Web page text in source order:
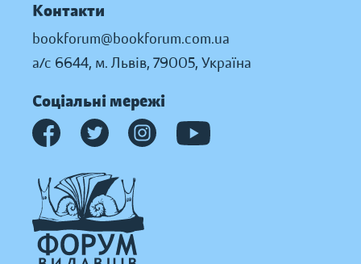
Контакти
bookforum@bookforum.com.ua
а/с 6644, м. Львів, 79005, Україна
Соціальні мережі